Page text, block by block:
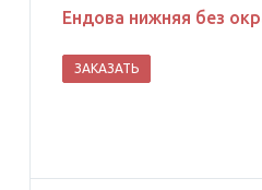
Ендова нижняя без
ЗАКАЗАТЬ